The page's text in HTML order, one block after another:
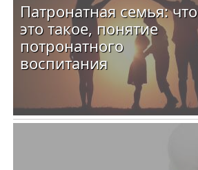
Патронатная семья: что
это такое, понятие
потронатного
воспитания